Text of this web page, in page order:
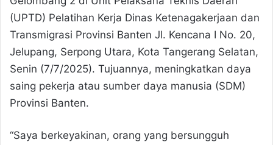
(UPTD) Pelatihan Kerja Dinas Ketenagakerjaan dan
Transmigrasi Provinsi Banten Jl. Kencana I No. 20,
Jelupang, Serpong Utara, Kota Tangerang Selatan,
Senin (7/7/2025). Tujuannya, meningkatkan daya
saing pekerja atau sumber daya manusia (SDM)
Provinsi Banten.
“Saya berkeyakinan, orang yang bersungguh